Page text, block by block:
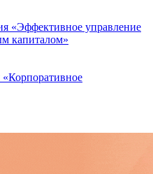
«Эффективное управление
капиталом»